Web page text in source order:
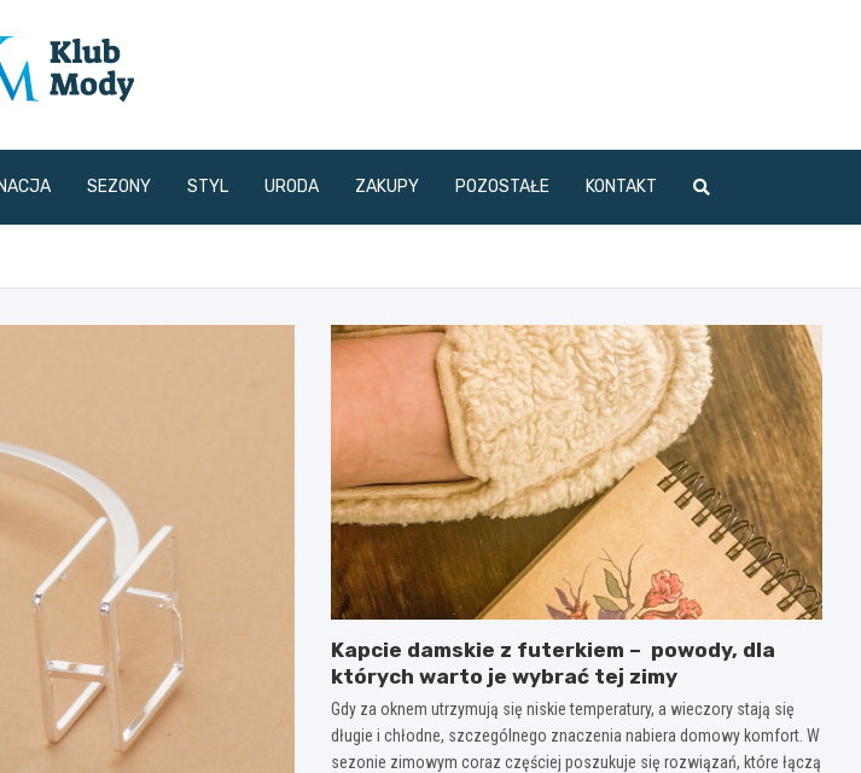
SEZONY STYL URODA ZAKUPY POZOSTAŁE KONTAKT
Kapcie damskie z futerkiem – powody, dla
których warto je wybrać tej zimy
Gdy za oknem utrzymują się niskie temperatury, a wieczory stają się
długie i chłodne, szczególnego znaczenia nabiera domowy komfort. W
sezonie zimowym coraz częściej poszukuje się rozwiązań, które łączą